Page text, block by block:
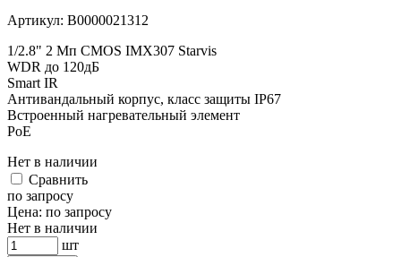
Артикул: В0000021312
1/2.8" 2 Мп CMOS IMX307 Starvis
WDR до 120дБ
Smart IR
Антивандальный корпус, класс защиты IР67
Встроенный нагревательный элемент
PoE
Нет в наличии
Cравнить
по запросу
Цена: по запросу
Нет в наличии
шт